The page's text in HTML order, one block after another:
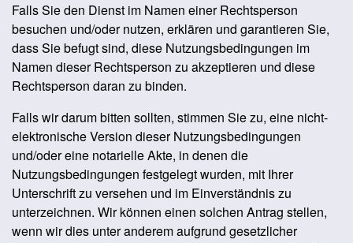
Falls Sie den Dienst im Namen einer Rechtsperson
besuchen und/oder nutzen, erklären und garantieren Sie,
dass Sie befugt sind, diese Nutzungsbedingungen im
Namen dieser Rechtsperson zu akzeptieren und diese
Rechtsperson daran zu binden.
Falls wir darum bitten sollten, stimmen Sie zu, eine nicht-
elektronische Version dieser Nutzungsbedingungen
und/oder eine notarielle Akte, in denen die
Nutzungsbedingungen festgelegt wurden, mit Ihrer
Unterschrift zu versehen und im Einverständnis zu
unterzeichnen. Wir können einen solchen Antrag stellen,
wenn wir dies unter anderem aufgrund gesetzlicher